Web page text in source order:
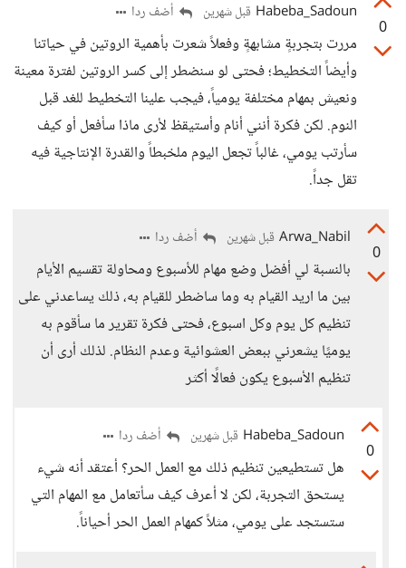
0
Habeba_Sadoun قبل شهرين أضف ردا
مررت بتجربةٍ مشابهةٍ وفعلاً شعرت بأهمية الروتين في حياتنا
وأيضاً التخطيط؛ فحتى لو سنضطر إلى كسر الروتين لفترة معينة
ونعيش بمهام مختلفة يومياً، فيجب علينا التخطيط للغد قبل
النوم. لكن فكرة أنني أنام وأستيقظ لأرى ماذا سأفعل أو كيف
سأرتب يومي، غالباً تجعل اليوم ملخبطاً والقدرة الإنتاجية فيه
تقل جداً.
0
Arwa_Nabil قبل شهرين أضف ردا
بالنسبة لي أفضل وضع مهام للأسبوع ومحاولة تقسيم الأيام
بين ما اريد القيام به وما ساضطر للقيام به، ذلك يساعدني على
تنظيم كل يوم وكل اسبوع، فحتى فكرة تقرير ما سأقوم به
يوميًا يشعرني ببعض العشوائية وعدم النظام. لذلك أرى أن
تنظيم الأسبوع يكون فعالًا أكثر
0
Habeba_Sadoun قبل شهرين أضف ردا
هل تستطيعين تنظيم ذلك مع العمل الحر؟ أعتقد أنه شيء
يستحق التجربة، لكن لا أعرف كيف سأتعامل مع المهام التي
ستستجد على يومي، مثلاً كمهام العمل الحر أحياناً.